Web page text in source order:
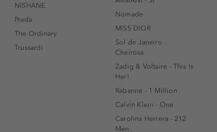
NISHANE
Prada
The Ordinary
Trussardi
Nomade
MISS DIOR
Sol de Janeiro -
Cheirosa
Zadig & Voltaire - This Is
Her!
Rabanne - 1 Million
Calvin Klein - One
Carolina Herrera - 212
Men